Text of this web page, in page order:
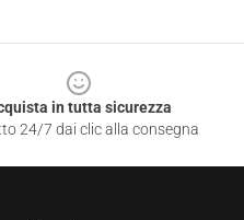
in tutta sicurezza
24/7 dai clic alla consegna